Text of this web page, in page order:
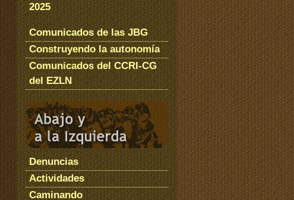
2025
Comunicados de las JBG
Construyendo la autonomía
Comunicados del CCRI-CG
del EZLN
Denuncias
Actividades
Caminando